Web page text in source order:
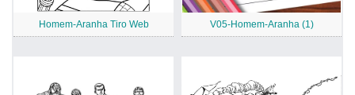
Homem-Aranha Tiro Web V05-Homem-Aranha (1)